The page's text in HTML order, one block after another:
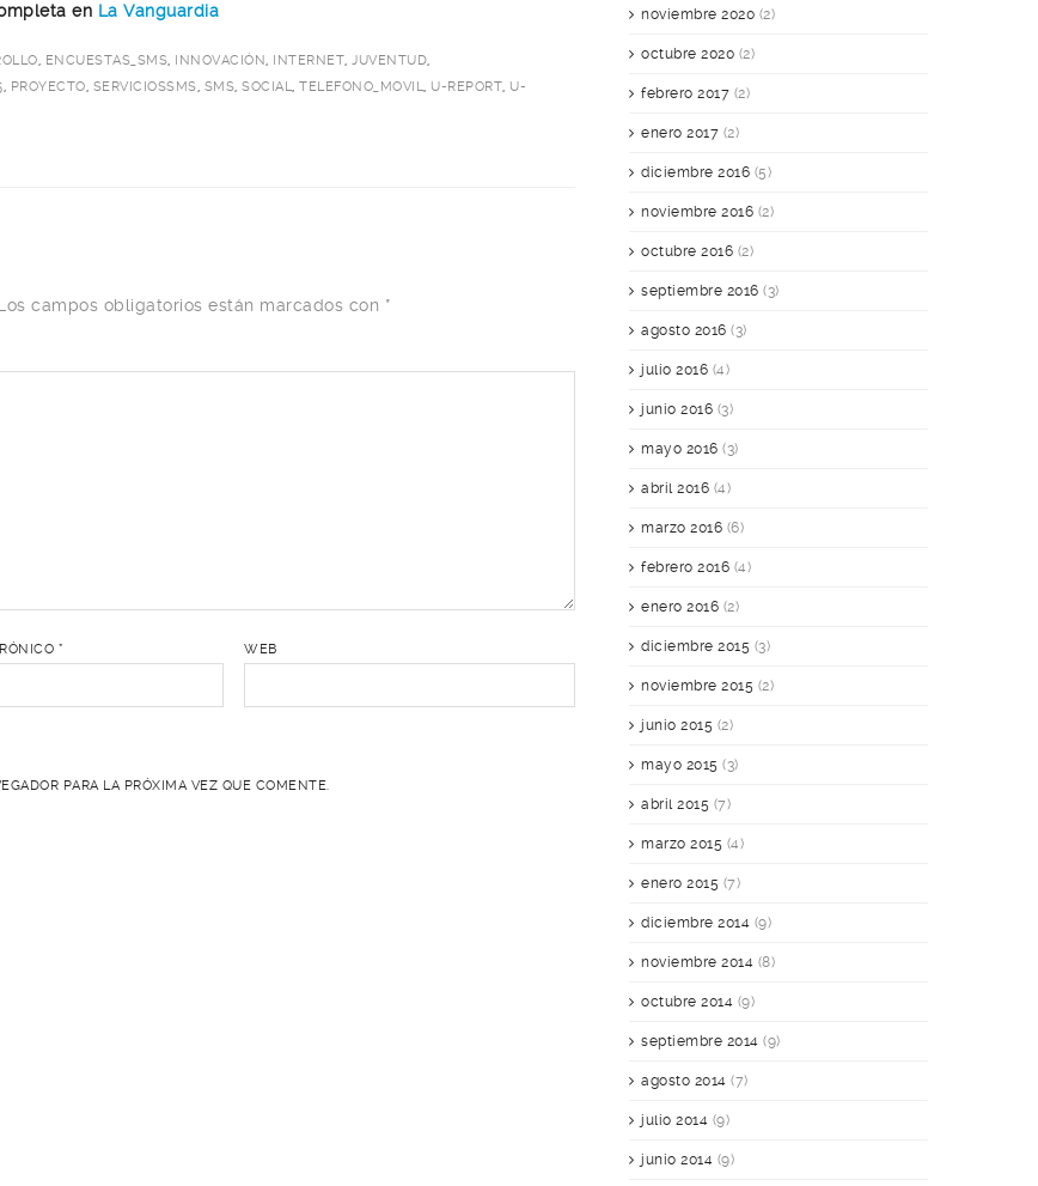
en La Vanguardia
, ENCUESTAS_SMS, INNOVACIÓN, INTERNET,JUVENTUD,
, PROYECTO, SERVICIOSSMS, SMS,SOCIAL,TELEFONO_MOVIL, U-REPORT, U-
campos obligatorios están marcados con *
* WEB
PARA LA PRÓXIMA VEZ QUE COMENTE.
noviembre 2020 (2)
octubre 2020 (2)
febrero 2017 (2)
enero 2017 (2)
diciembre 2016 (5)
noviembre 2016 (2)
octubre 2016 (2)
septiembre 2016 (3)
agosto 2016 (3)
julio 2016 (4)
junio 2016 (3)
mayo 2016 (3)
abril 2016 (4)
marzo 2016 (6)
febrero 2016 (4)
enero 2016 (2)
diciembre 2015 (3)
noviembre 2015 (2)
junio 2015 (2)
mayo 2015 (3)
abril 2015 (7)
marzo 2015 (4)
enero 2015 (7)
diciembre 2014 (9)
noviembre 2014 (8)
octubre 2014 (9)
septiembre 2014 (9)
agosto 2014 (7)
julio 2014 (9)
junio 2014 (9)